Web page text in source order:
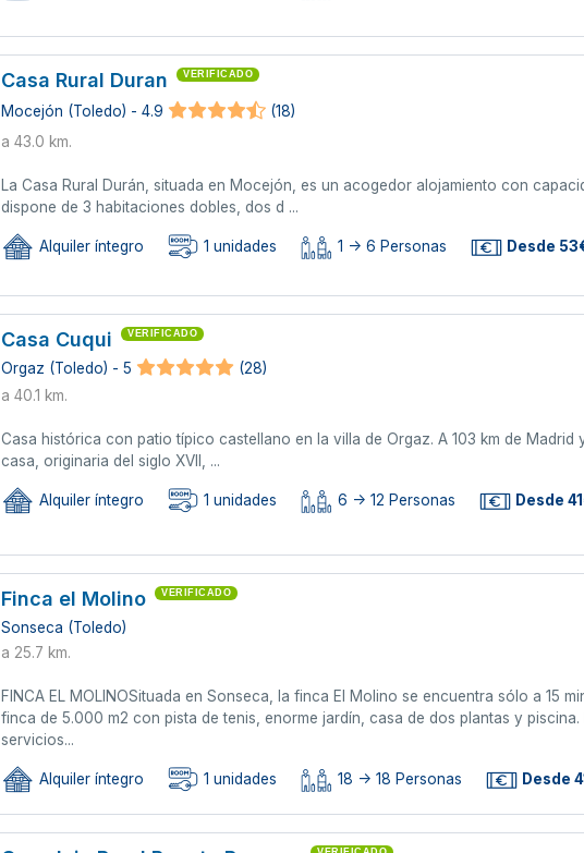
Casa Rural Duran VERIFICADO
Mocejón (Toledo) - 4.9
(18)
a 43.0 km.
La Casa Rural Durán, situada en Mocejón, es un acogedor alojamiento con
dispone de 3 habitaciones dobles, dos d ...
Alquiler íntegro 1 unidades 1 -> 6 Personas Desde
Casa Cuqui VERIFICADO
Orgaz (Toledo) - 5
(28)
a 40.1 km.
Casa histórica con patio típico castellano en la villa de Orgaz. A 103 km de Madrid
casa, originaria del siglo XVII, ...
Alquiler íntegro 1 unidades 6 -> 12 Personas Desde
Finca el Molino VERIFICADO
Sonseca (Toledo)
a 25.7 km.
FINCA EL MOLINOSituada en Sonseca, la finca El Molino se encuentra sólo a 15
finca de 5.000 m2 con pista de tenis, enorme jardín, casa de dos plantas y
servicios...
Alquiler íntegro 1 unidades 18 -> 18 Personas Desde